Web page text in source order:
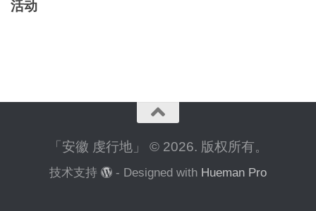
活动
「安徽 虔行地」 © 2026. 版权所有。
技术支持 - Designed with Hueman Pro